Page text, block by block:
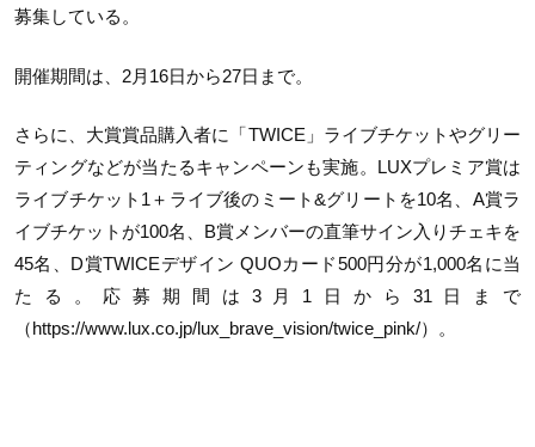
募集している。
開催期間は、2月16日から27日まで。
さらに、大賞賞品購入者に「TWICE」ライブチケットやグリー
ティングなどが当たるキャンペーンも実施。LUXプレミア賞は
ライブチケット1＋ライブ後のミート&グリートを10名、A賞ラ
イブチケットが100名、B賞メンバーの直筆サイン入りチェキを
45名、D賞TWICEデザイン QUOカード500円分が1,000名に当
たる。応募期間は3月1日から31日まで
（https://www.lux.co.jp/lux_brave_vision/twice_pink/）。